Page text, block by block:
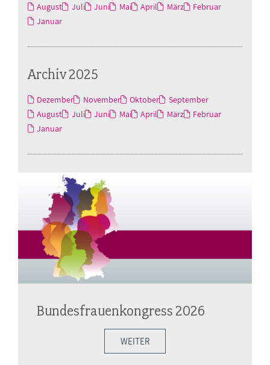
August Juli Juni Mai April März
Februar
Januar
Archiv 2025
Dezember November Oktober
September
August
Juli Juni Mai April März
Februar
Januar
Bundesfrauenkongress 2026
WEITER